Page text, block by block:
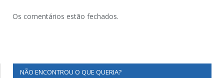
Os comentários estão fechados.
NÃO ENCONTROU O QUE QUERIA?